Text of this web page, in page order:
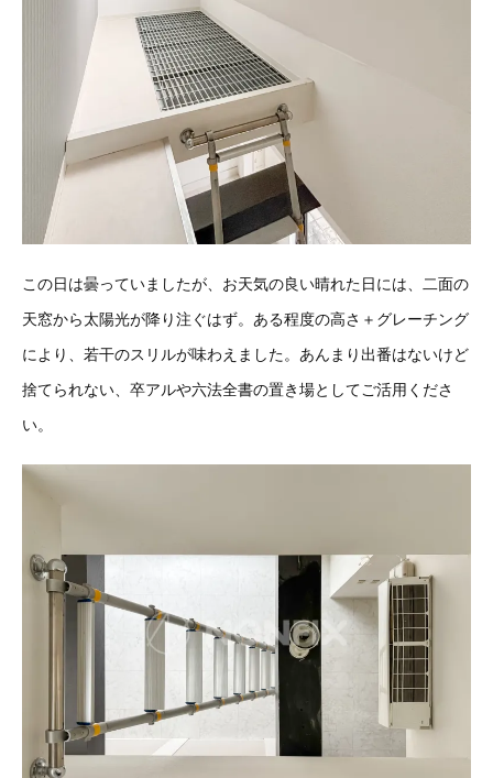
この日は曇っていましたが、お天気の良い晴れた日には、二面の
天窓から太陽光が降り注ぐはず。ある程度の高さ＋グレーチング
により、若干のスリルが味わえました。あんまり出番はないけど
捨てられない、卒アルや六法全書の置き場としてご活用くださ
い。